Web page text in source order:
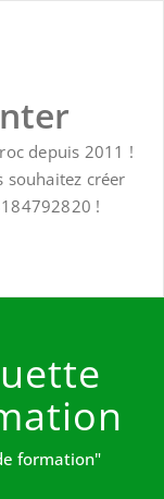
depuis 2011 !
souhaitez créer
!
formation"